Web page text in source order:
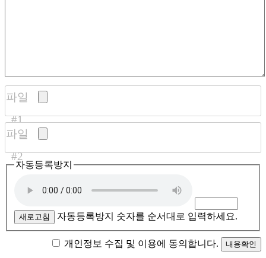
파일
#1
파일
#2
자동등록방지
새로고침 자동등록방지 숫자를 순서대로 입력하세요.
개인정보 수집 및 이용에 동의합니다.